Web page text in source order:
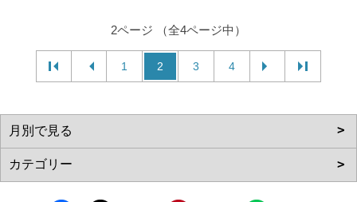
2ページ （全4ページ中）
1 2 3 4